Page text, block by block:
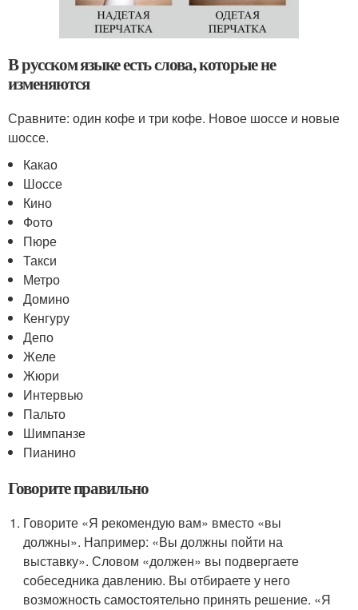
В русском языке есть слова, которые не
изменяются
Сравните: один кофе и три кофе. Новое шоссе и новые
шоссе.
Какао
Шоссе
Кино
Фото
Пюре
Такси
Метро
Домино
Кенгуру
Депо
Желе
Жюри
Интервью
Пальто
Шимпанзе
Пианино
Говорите правильно
Говорите «Я рекомендую вам» вместо «вы
должны». Например: «Вы должны пойти на
выставку». Словом «должен» вы подвергаете
собеседника давлению. Вы отбираете у него
возможность самостоятельно принять решение. «Я